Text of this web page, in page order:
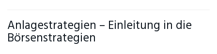
Anlagestrategien – Einleitung in die
Börsenstrategien